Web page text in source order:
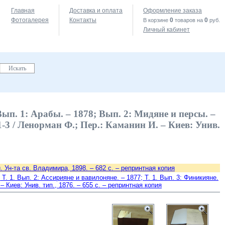
Главная
Фотогалерея
Доставка и оплата
Контакты
Оформление заказа
В корзине 0 товаров на 0 руб.
Личный кабинет
1: Арабы. – 1878; Вып. 2: Мидяне и персы. –
/ Ленорман Ф.; Пер.: Каманин И. – Киев: Унив.
та св. Владимира, 1898. – 682 с. – репринтная копия
1. Вып. 2: Ассирияне и вавилоняне. – 1877; Т. 1. Вып. 3: Финикияне.
Унив. тип., 1876. – 655 c. – репринтная копия